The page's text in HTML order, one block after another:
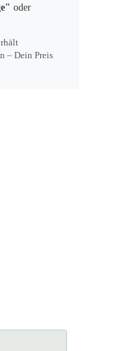
oder
– Dein Preis